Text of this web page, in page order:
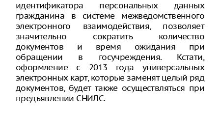
идентификатора персональных данных
гражданина в системе межведомственного
электронного взаимодействия, позволяет
значительно сократить количество
документов и время ожидания при
обращении в госучреждения. Кстати,
оформление с 2013 года универсальных
электронных карт, которые заменят целый ряд
документов, будет также осуществляться при
предъявлении СНИЛС.